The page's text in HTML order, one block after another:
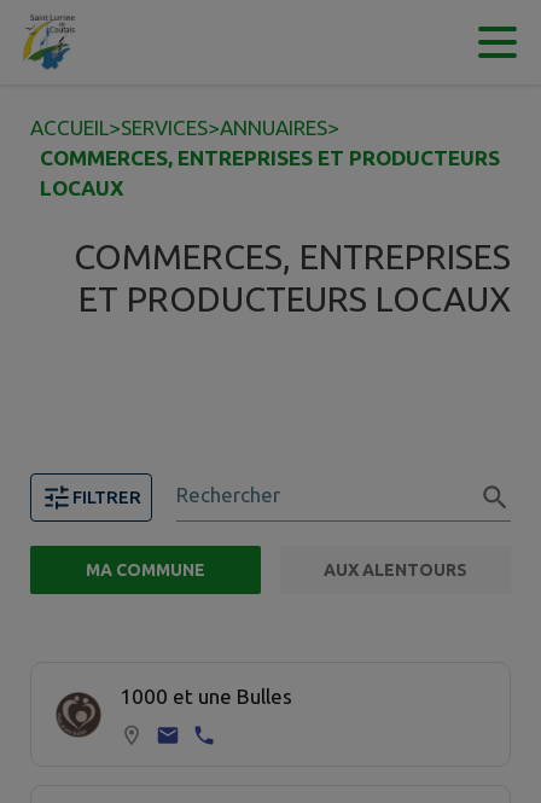
Contenu
ACCUEIL>SERVICES>ANNUAIRES>
COMMERCES, ENTREPRISES ET PRODUCTEURS
LOCAUX
COMMERCES, ENTREPRISES
ET PRODUCTEURS LOCAUX
FILTRER Rechercher
MA COMMUNE AUX ALENTOURS
1000 et une Bulles